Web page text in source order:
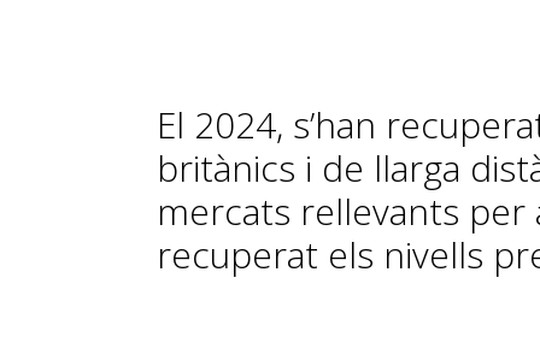
El 2024, s’han
britànics i de llarga
mercats rellevants per
recuperat els nivells